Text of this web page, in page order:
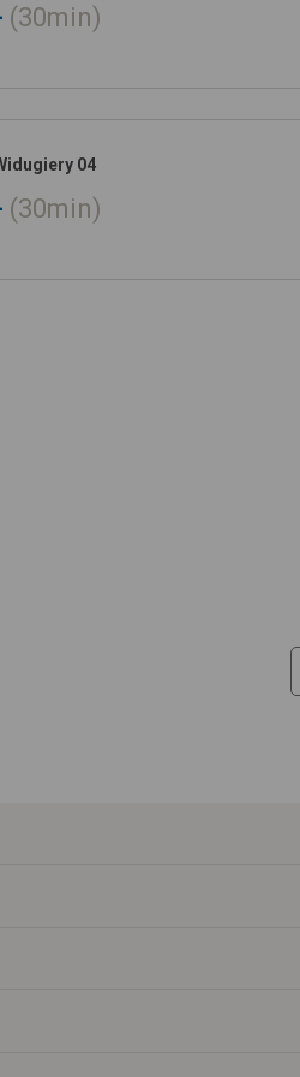
30min
04
30min